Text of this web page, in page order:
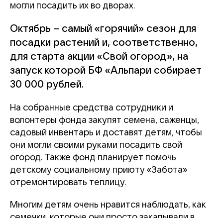
могли посадить их во дворах.
Октябрь – самый «горячий» сезон для
посадки растений и, соответственно,
для старта акции «Свой огород», на
запуск которой БФ «Альпари собирает
30 000 рублей.
На собранные средства сотрудники и
волонтеры фонда закупят семена, саженцы,
садовый инвентарь и доставят детям, чтобы
они могли своими руками посадить свой
огород. Также фонд планирует помочь
детскому социальному приюту «Забота»
отремонтировать теплицу.
Многим детям очень нравится наблюдать, как